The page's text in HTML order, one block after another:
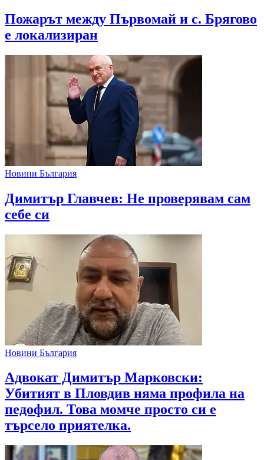
Пожарът между Първомай и с. Брягово
е локализиран
Новини България
Димитър Главчев: Не проверявам сам
себе си
Новини България
Адвокат Димитър Марковски:
Убитият в Пловдив няма профила на
педофил. Това момче просто си е
търсело приятелка.